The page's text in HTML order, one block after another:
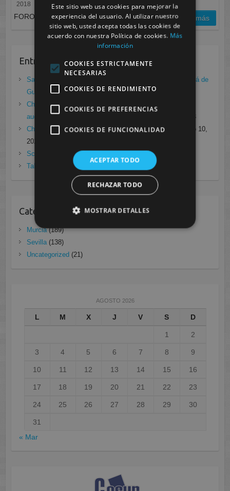
2018
Murcia No hay comentarios
FORO DE EMPLEO leer más
Entradas recientes
Salida programa centro penitenciario de mujeres de Alcalá de
Guadaíra marzo 10, 2023
Charla sobre el proceso de personas con discapacidad
auditiva en casos de violencia de género
marzo 10, 2023
Charla sobre personas la estigmatización con VIH
marzo 10,
2023
Scape Room violencia doméstica
marzo 10, 2023
Taller de habilidades comunicativas
marzo 10, 2023
Categorias
Murcia(189)
Sevilla(138)
Uncategorized (21)
AGOSTO 2026
L M X J V S D
1 2
3 4 5 6 7 8 9
10 11 12 13 14 15 16
17 18 19 20 21 22 23
24 25 26 27 28 29 30
31
« Mar
Este sitio web usa cookies para mejorar la
experiencia del usuario. Al utilizar nuestro
sitio web, usted acepta todas las cookies de
acuerdo con nuestra Política de cookies. Más
información
COOKIES ESTRICTAMENTE
NECESARIAS
COOKIES DE RENDIMIENTO
COOKIES DE PREFERENCIAS
COOKIES DE FUNCIONALIDAD
ACEPTAR TODO
RECHAZAR TODO
MOSTRAR DETALLES